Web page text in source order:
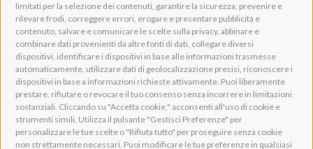
limitati per la selezione dei contenuti, garantire la sicurezza, prevenire e
rilevare frodi, correggere errori, erogare e presentare pubblicità e
contenuto, salvare e comunicare le scelte sulla privacy, abbinare e
combinare dati provenienti da altre fonti di dati, collegare diversi
dispositivi, identificare i dispositivi in base alle informazioni trasmesse
automaticamente, utilizzare dati di geolocalizzazione precisi, riconoscere i
dispositivi in base a informazioni richieste attivamente. Puoi liberamente
prestare, rifiutare o revocare il tuo consenso senza incorrere in limitazioni
sostanziali. Cliccando su "Accetta cookie," acconsenti all'uso di cookie e
strumenti simili. Utilizza il pulsante "Gestisci Preferenze" per
personalizzare le tue scelte o "Rifiuta tutto" per proseguire senza cookie
non strettamente necessari. Puoi modificare le tue preferenze in qualsiasi
Adeo HomeAV
Adeo Screen
Screen Research
Adeum Cinema Suite